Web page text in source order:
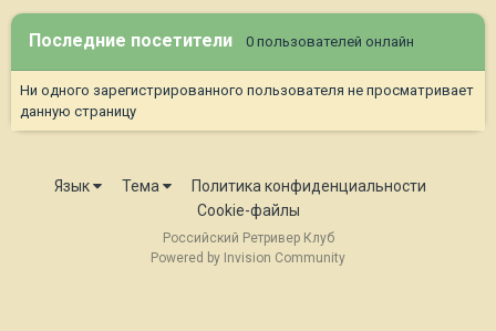
Последние посетители 0 пользователей онлайн
Ни одного зарегистрированного пользователя не просматривает
данную страницу
Язык Тема
Политика конфиденциальности
Cookie-файлы
Российский Ретривер Клуб
Powered by Invision Community